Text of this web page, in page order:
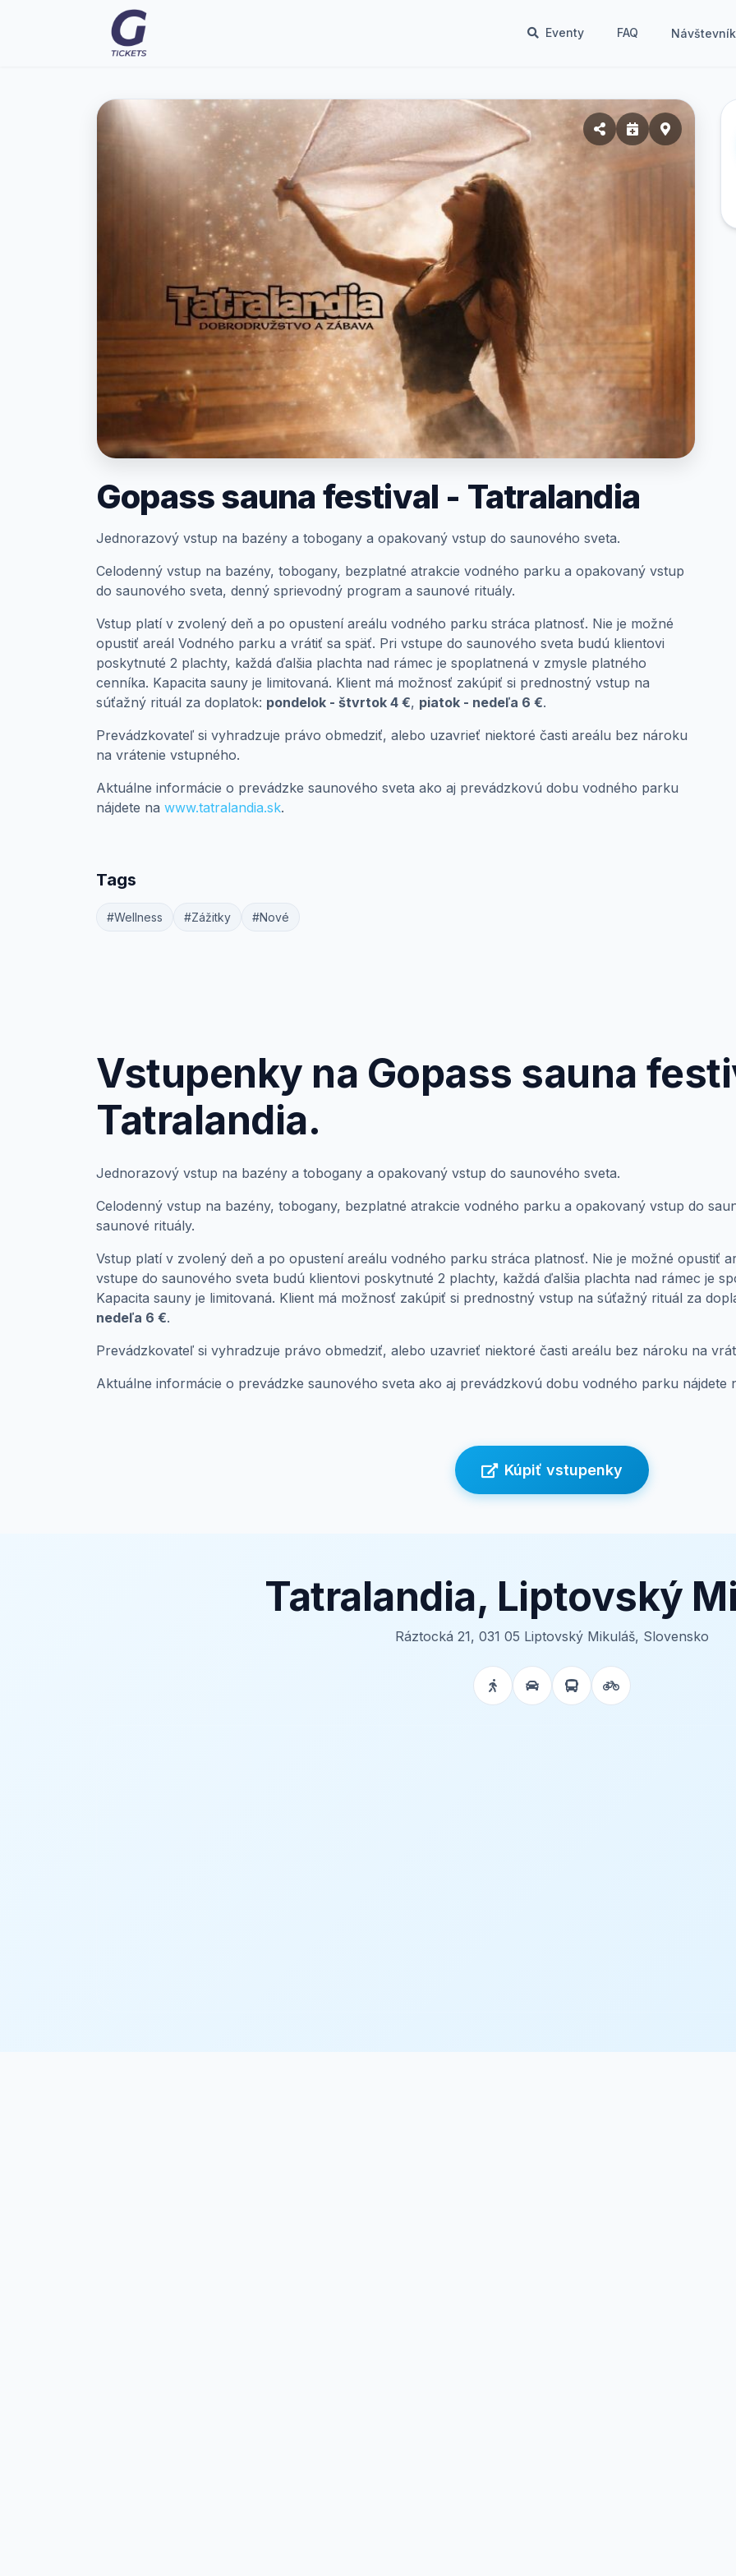
Eventy FAQ
Eventy
FAQ
Moje vstupenky
Všeobecné podmienky
Prepnúť na tmavý režim
Prihlásenie
Gopass sauna festival - Tatralandia
Jednorazový vstup na bazény a tobogany a opakovaný vstup do saunového sveta.
Celodenný vstup na bazény, tobogany, bezplatné atrakcie vodného parku a opakovaný vstup
do saunového sveta, denný sprievodný program a saunové rituály.
Vstup platí v zvolený deň a po opustení areálu vodného parku stráca platnosť. Nie je možné
opustiť areál Vodného parku a vrátiť sa späť. Pri vstupe do saunového sveta budú klientovi
poskytnuté 2 plachty, každá ďalšia plachta nad rámec je spoplatnená v zmysle platného
cenníka. Kapacita sauny je limitovaná. Klient má možnosť zakúpiť si prednostný vstup na
súťažný rituál za doplatok: pondelok - štvrtok 4 €, piatok - nedeľa 6 €.
Prevádzkovateľ si vyhradzuje právo obmedziť, alebo uzavrieť niektoré časti areálu bez nároku
na vrátenie vstupného.
Aktuálne informácie o prevádzke saunového sveta ako aj prevádzkovú dobu vodného parku
nájdete na www.tatralandia.sk.
Tags
#Wellness #Zážitky #Nové
Vstupenky na Gopass sauna
Tatralandia.
Jednorazový vstup na bazény a tobogany a opakovaný vstup do saunového sveta.
Celodenný vstup na bazény, tobogany, bezplatné atrakcie vodného parku a opakovaný vstup do
saunové rituály.
Vstup platí v zvolený deň a po opustení areálu vodného parku stráca platnosť. Nie je možné opustiť
vstupe do saunového sveta budú klientovi poskytnuté 2 plachty, každá ďalšia plachta nad rámec je
Kapacita sauny je limitovaná. Klient má možnosť zakúpiť si prednostný vstup na súťažný rituál za
nedeľa 6 €.
Prevádzkovateľ si vyhradzuje právo obmedziť, alebo uzavrieť niektoré časti areálu bez nároku na
Aktuálne informácie o prevádzke saunového sveta ako aj prevádzkovú dobu vodného parku nájdete
Kúpiť vstupenky
Tatralandia, Liptovský
Ráztocká 21, 031 05 Liptovský Mikuláš, Slovensko